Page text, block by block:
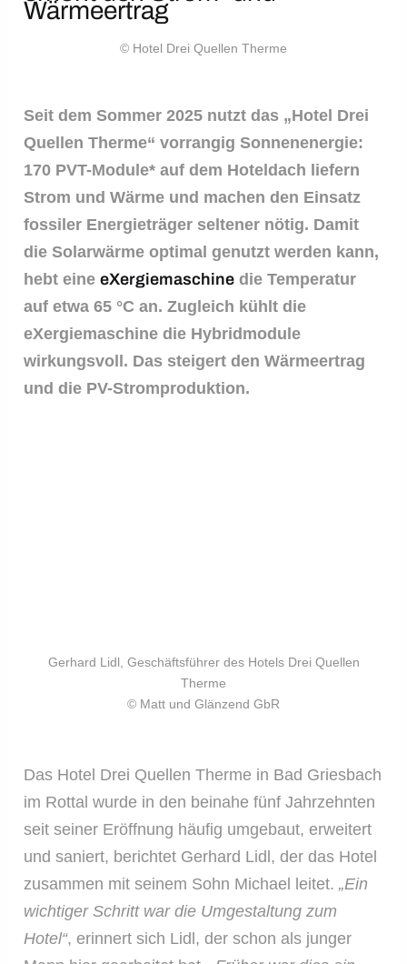
Wärmeertrag
© Hotel Drei Quellen Therme
Seit dem Sommer 2025 nutzt das „Hotel Drei
Quellen Therme“ vorrangig Sonnenenergie:
170 PVT-Module* auf dem Hoteldach liefern
Strom und Wärme und machen den Einsatz
fossiler Energieträger seltener nötig. Damit
die Solarwärme optimal genutzt werden kann,
hebt eineeXergiemaschine die Temperatur
auf etwa 65 °C an. Zugleich kühlt die
eXergiemaschine die Hybridmodule
wirkungsvoll. Das steigert den Wärmeertrag
und die PV-Stromproduktion.
Gerhard Lidl, Geschäftsführer des Hotels Drei Quellen
Therme
© Matt und Glänzend GbR
Das Hotel Drei Quellen Therme in Bad Griesbach
im Rottal wurde in den beinahe fünf Jahrzehnten
seit seiner Eröffnung häufig umgebaut, erweitert
und saniert, berichtet Gerhard Lidl, der das Hotel
zusammen mit seinem Sohn Michael leitet.„Ein
wichtiger Schritt war die Umgestaltung zum
Hotel“, erinnert sich Lidl, der schon als junger